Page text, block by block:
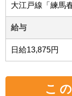
大江戸線「練馬
給与
日給13,875円
こ